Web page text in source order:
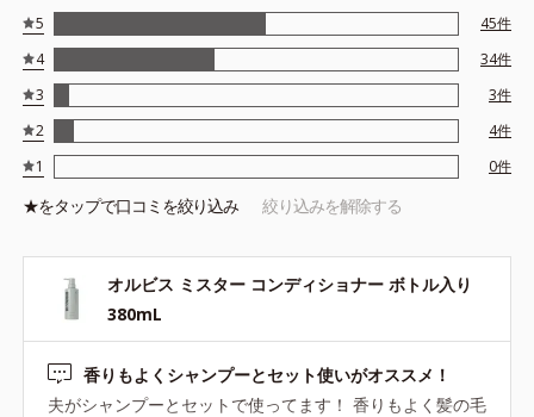
5 45件
4
34件
3
3件
2
4件
1
0件
★をタップで口コミを絞り込み 絞り込みを解除する
オルビス ミスター コンディショナー ボトル入り
380mL
香りもよくシャンプーとセット使いがオススメ！
夫がシャンプーとセットで使ってます！ 香りもよく髪の毛